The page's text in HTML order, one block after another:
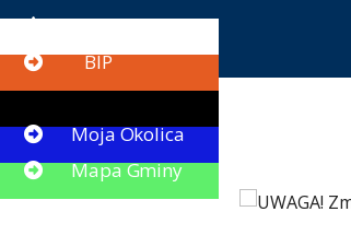
Button
BIP
Button
Moja Okolica
Mapa Gminy